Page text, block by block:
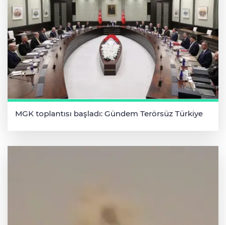
MGK toplantısı başladı: Gündem Terörsüz Türkiye